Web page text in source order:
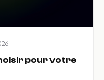
pour votre